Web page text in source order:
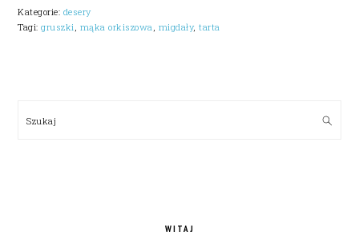
Kategorie: desery
Tagi:gruszki mąka orkiszowa migdały,tarta
Szukaj
WITAJ